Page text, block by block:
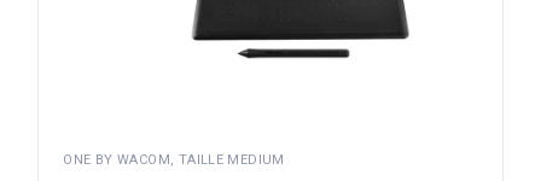
ONE BY WACOM, TAILLE MEDIUM